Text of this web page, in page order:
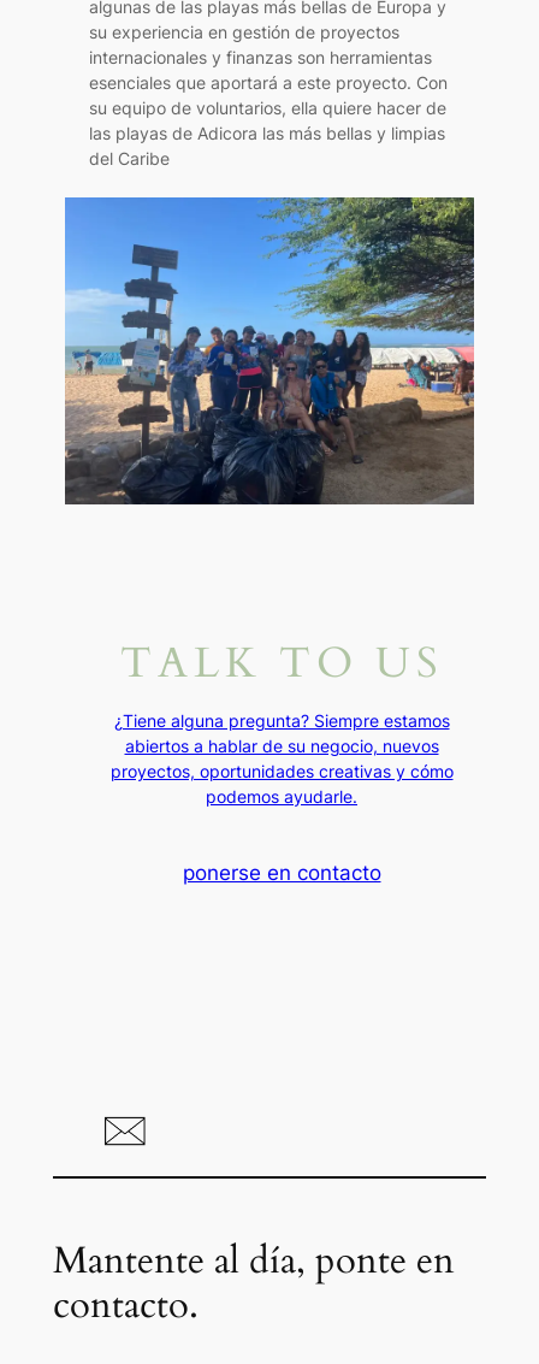
algunas de las playas más bellas de Europa y
su experiencia en gestión de proyectos
internacionales y finanzas son herramientas
esenciales que aportará a este proyecto. Con
su equipo de voluntarios, ella quiere hacer de
las playas de Adicora las más bellas y limpias
del Caribe
TALK TO US
¿Tiene alguna pregunta? Siempre estamos
abiertos a hablar de su negocio, nuevos
proyectos, oportunidades creativas y cómo
podemos ayudarle.
ponerse en contacto
Mantente al día, ponte en
contacto.